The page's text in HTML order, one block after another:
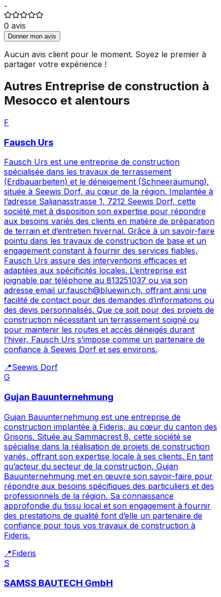
-
0 avis
Donner mon avis
Aucun avis client pour le moment. Soyez le premier à
partager votre expérience !
Autres Entreprise de construction à
Mesocco et alentours
F
Fausch Urs
Fausch Urs est une entreprise de construction
spécialisée dans les travaux de terrassement
(Erdbauarbeiten) et le déneigement (Schneeräumung),
située à Seewis Dorf, au cœur de la région. Implantée à
l’adresse Saljanasstrasse 1, 7212 Seewis Dorf, cette
société met à disposition son expertise pour répondre
aux besoins variés des clients en matière de préparation
de terrain et d’entretien hivernal. Grâce à un savoir-faire
pointu dans les travaux de construction de base et un
engagement constant à fournir des services fiables,
Fausch Urs assure des interventions efficaces et
adaptées aux spécificités locales. L’entreprise est
joignable par téléphone au 813251037 ou via son
adresse email ur.fausch@bluewin.ch, offrant ainsi une
facilité de contact pour des demandes d’informations ou
des devis personnalisés. Que ce soit pour des projets de
construction nécessitant un terrassement soigné ou
pour maintenir les routes et accès déneigés durant
l’hiver, Fausch Urs s’impose comme un partenaire de
confiance à Seewis Dorf et ses environs.
📍Seewis Dorf
G
Gujan Bauunternehmung
Gujan Bauunternehmung est une entreprise de
construction implantée à Fideris, au cœur du canton des
Grisons. Située au Sammacrest 8, cette société se
spécialise dans la réalisation de projets de construction
variés, offrant son expertise locale à ses clients. En tant
qu’acteur du secteur de la construction, Gujan
Bauunternehmung met en œuvre son savoir-faire pour
répondre aux besoins spécifiques des particuliers et des
professionnels de la région. Sa connaissance
approfondie du tissu local et son engagement à fournir
des prestations de qualité font d’elle un partenaire de
confiance pour tous vos travaux de construction à
Fideris.
📍Fideris
S
SAMSS BAUTECH GmbH